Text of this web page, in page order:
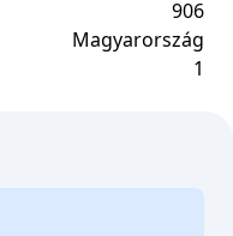
906
Magyarország
1